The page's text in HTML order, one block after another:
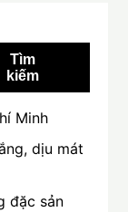
Tìm
kiếm
Minh
dịu mát
đặc sản